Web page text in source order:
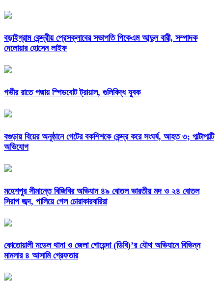
বড়াইগ্রাম কেন্দ্রীয় প্রেসক্লাবের সভাপতি পিকেএম আব্দুল বারী, সম্পাদক
দেলোয়ার হোসেন লাইফ
গভীর রাতে পদ্মায় স্পিডবোট ট্রায়াল, গুলিবিদ্ধ যুবক
বগুড়ায় বিয়ের অনুষ্ঠানে গেটের বকশিশকে কেন্দ্র করে সংঘর্ষ, আহত ৩; পাল্টাপাল্টি
অভিযোগ
মহেশপুর সীমান্তে বিজিবির অভিযান ৪৯ বোতল ভারতীয় মদ ও ২৪ বোতল
সিরাপ জব্দ, পালিয়ে গেল চোরাকারবারিরা
কোতোয়ালী মডেল থানা ও জেলা গোয়েন্দা (ডিবি)’র যৌথ অভিযানে বিভিন্ন
মামলার ৪ আসামি গ্রেফতার